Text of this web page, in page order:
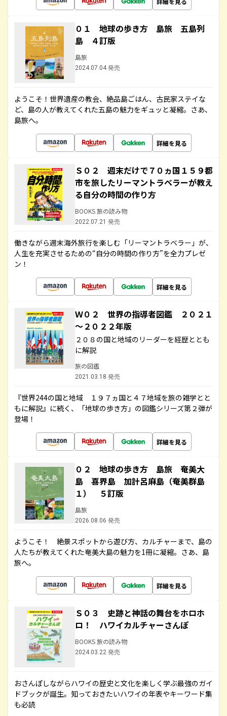
０１ 地球の歩き方 島旅 五島列
島 ４訂版
島旅
2024.07.04 発売
ようこそ！世界遺産の教会、絶品島ごはん、古民家ステイな
ど、島の人が教えてくれた五島の魅力をギュッと凝縮。さあ、
島旅へ。
詳細を見る
Ｓ０２ 週末だけで７０ヵ国１５９都
市を旅したリーマントラベラーが教え
る自分の時間の作り方
BOOKS 旅の読み物
2022.07.21 発売
働きながら週末海外旅行を楽しむ「リーマントラベラー」が、
人生を充実させるための“自分の時間の作り方”を全力プレゼ
ン！
詳細を見る
Ｗ０２ 世界の指導者図鑑 ２０２１
～２０２２年版
２０８の国と地域のリーダーを経歴ととも
に解説
旅の図鑑
2021.03.18 発売
『世界244の国と地域 １９７ヵ国と４７地域を旅の雑学とと
もに解説』に続く、「地球の歩き方」の図鑑シリーズ第２弾が
登場！
詳細を見る
０２ 地球の歩き方 島旅 奄美大
島 喜界島 加計呂麻島（奄美群島
１） ５訂版
島旅
2026.08.06 発売
ようこそ！ 絶景スポットから遊び方、カルチャーまで、島の
人たちが教えてくれた奄美大島の魅力を1冊に凝縮。さあ、島
旅へ。
詳細を見る
Ｓ０３ 史跡と神話の舞台をホロホ
ロ！ ハワイカルチャーさんぽ
BOOKS 旅の読み物
2024.03.22 発売
おさんぽしながらハワイの歴史と文化を楽しく学ぶ最強のガイ
ドブックが誕生。知っておきたいハワイの年表やキーワード集
も必読